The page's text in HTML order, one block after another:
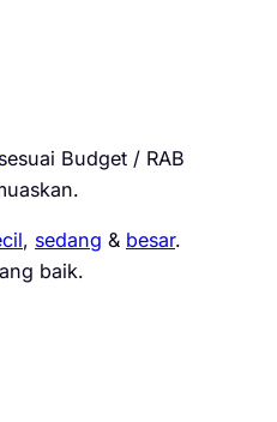
sesuai Budget / RAB
, sedang & besar.
baik.